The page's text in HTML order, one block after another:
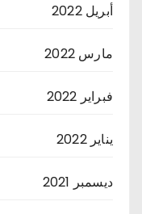
أبريل 2022
مارس 2022
فبراير 2022
يناير 2022
ديسمبر 2021